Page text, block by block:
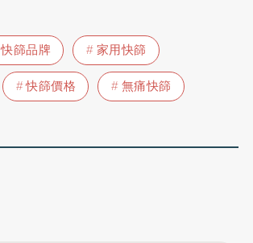
快篩品牌
家用快篩
快篩價格 無痛快篩